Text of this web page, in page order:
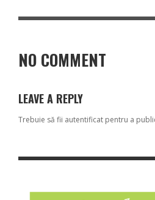
NO COMMENT
LEAVE A REPLY
Trebuie să fii autentificat pentru a